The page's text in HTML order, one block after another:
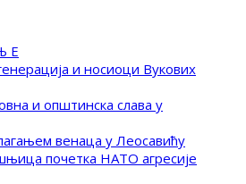
Е
и носиоци Вукових
и општинска слава у
венаца у Леосавићу
почетка НАТО агресије